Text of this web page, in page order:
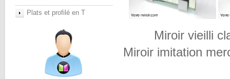
Plats et profilé en T
Miroir
Miroir imitation